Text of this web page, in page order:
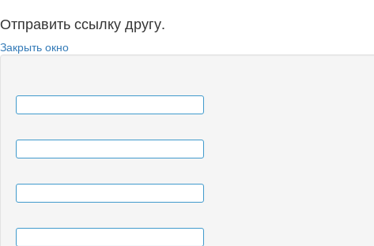
Отправить ссылку другу.
Закрыть окно